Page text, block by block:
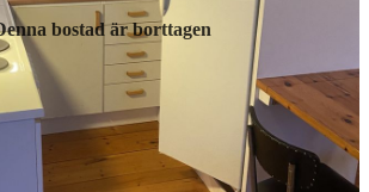
bostad är borttagen